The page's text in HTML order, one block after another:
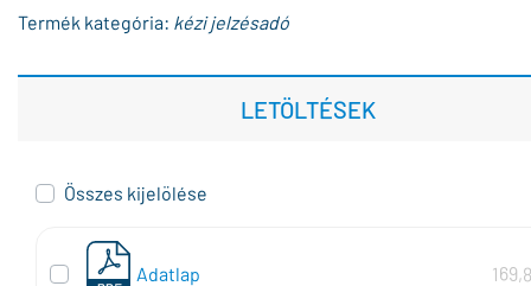
Termék kategória: kézi jelzésadó
LETÖLTÉSEK
Összes kijelölése
Adatlap